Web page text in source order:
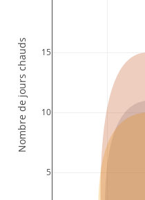
5
10
15
Nombre de jours chauds